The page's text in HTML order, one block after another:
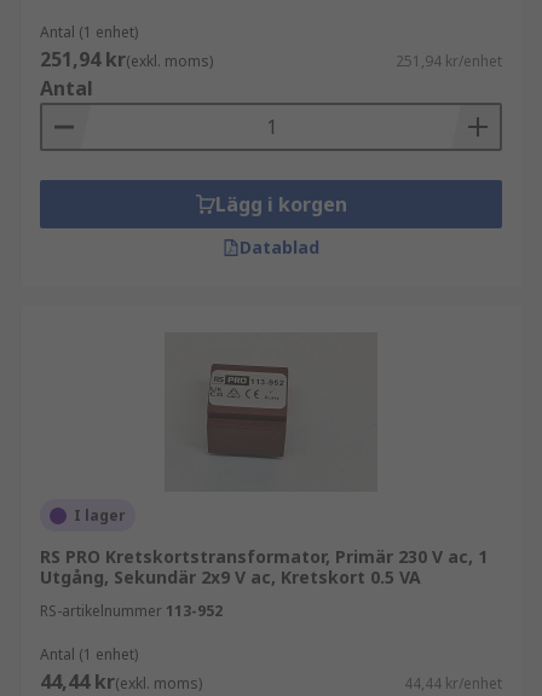
Antal (1 enhet)
251,94 kr(exkl. moms) 251,94 kr/enhet
Antal
Lägg i korgen
Datablad
I lager
RS PRO Kretskortstransformator, Primär 230 V ac, 1
Utgång, Sekundär 2x9 V ac, Kretskort 0.5 VA
RS-artikelnummer 113-952
Antal (1 enhet)
44,44 kr(exkl. moms) 44,44 kr/enhet